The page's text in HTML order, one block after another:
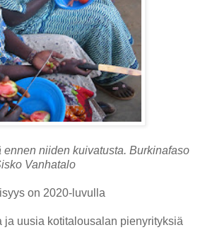
ennen niiden kuivatusta. Burkinafaso
Vanhatalo
on 2020-luvulla
ja uusia kotitalousalan pienyrityksiä